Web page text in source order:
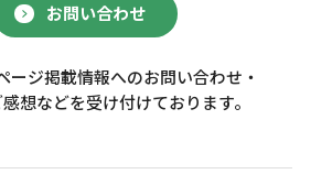
お問い合わせ
ージ掲載情報へのお問い合わせ・
想などを受け付けております。